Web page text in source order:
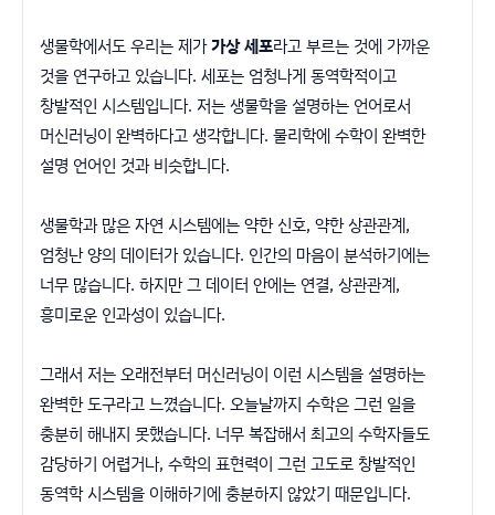
생물학에서도 우리는 제가가상 세포라고 부르는 것에 가까운
것을 연구하고 있습니다. 세포는 엄청나게 동역학적이고
창발적인 시스템입니다. 저는 생물학을 설명하는 언어로서
머신러닝이 완벽하다고 생각합니다. 물리학에 수학이 완벽한
설명 언어인 것과 비슷합니다.
생물학과 많은 자연 시스템에는 약한 신호, 약한 상관관계,
엄청난 양의 데이터가 있습니다. 인간의 마음이 분석하기에는
너무 많습니다. 하지만 그 데이터 안에는 연결, 상관관계,
흥미로운 인과성이 있습니다.
그래서 저는 오래전부터 머신러닝이 이런 시스템을 설명하는
완벽한 도구라고 느꼈습니다. 오늘날까지 수학은 그런 일을
충분히 해내지 못했습니다. 너무 복잡해서 최고의 수학자들도
감당하기 어렵거나, 수학의 표현력이 그런 고도로 창발적인
동역학 시스템을 이해하기에 충분하지 않았기 때문입니다.